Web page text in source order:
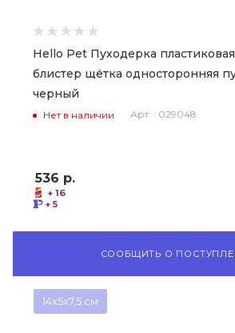
Hello Pet Пуходерка
блистер щётка односторонняя
черный
Нет в наличии Арт. : 029048
536 р.
+ 16
+ 5
СООБЩИТЬ О
14x5x7,5 см